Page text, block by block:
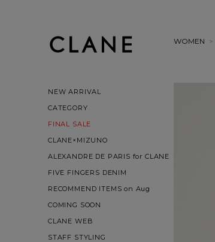
NEW ARRIVAL
CATEGORY
FINAL SALE
CLANE×MIZUNO
ALEXANDRE DE PARIS for CLANE
FIVE FINGERS DENIM
RECOMMEND ITEMS on Aug
COMING SOON
CLANE WEB
STAFF STYLING
WOMEN >